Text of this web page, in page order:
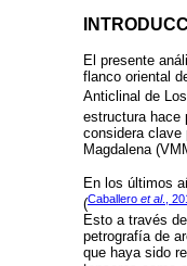
El presente
flanco oriental
Anticlinal de
estructura hace
considera clave
Magdalena
En los últimos
(Caballero et al.,
Esto a través
petrografía de
que haya sido